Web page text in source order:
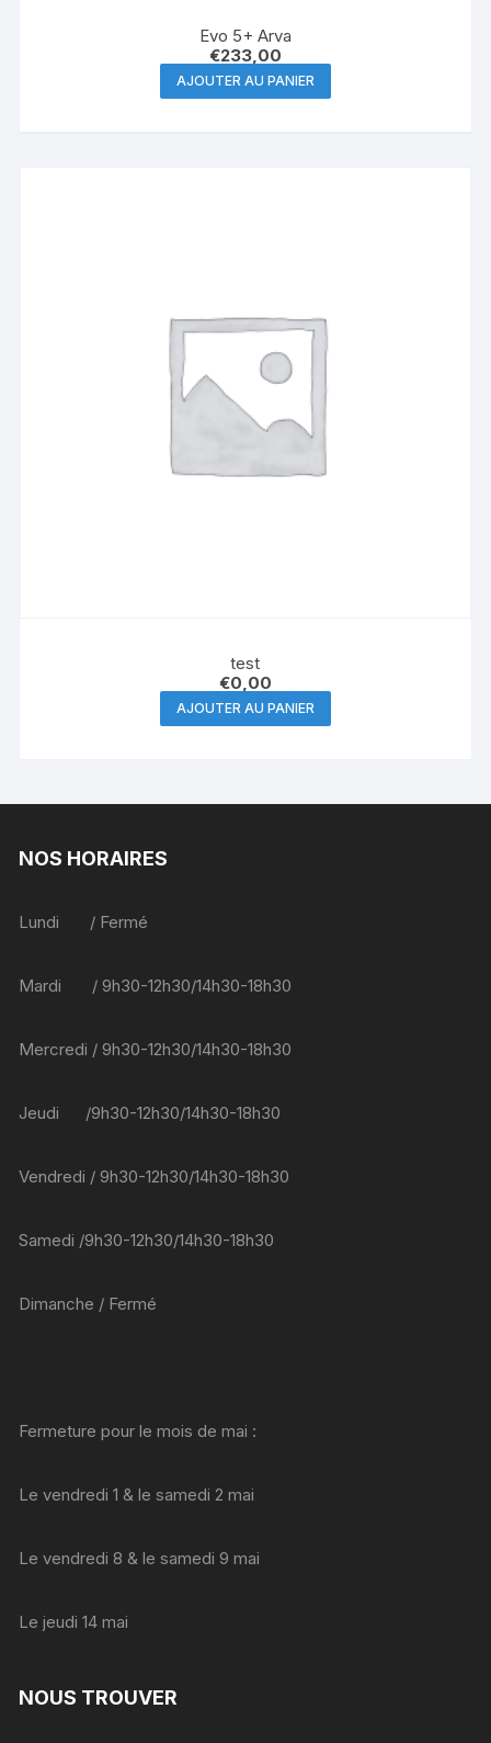
Evo 5+ Arva
€233,00
AJOUTER AU PANIER
test
€0,00
AJOUTER AU PANIER
NOS HORAIRES
Lundi / Fermé
Mardi / 9h30-12h30/14h30-18h30
Mercredi / 9h30-12h30/14h30-18h30
Jeudi /9h30-12h30/14h30-18h30
Vendredi / 9h30-12h30/14h30-18h30
Samedi /9h30-12h30/14h30-18h30
Dimanche / Fermé
Fermeture pour le mois de mai :
Le vendredi 1 & le samedi 2 mai
Le vendredi 8 & le samedi 9 mai
Le jeudi 14 mai
NOUS TROUVER